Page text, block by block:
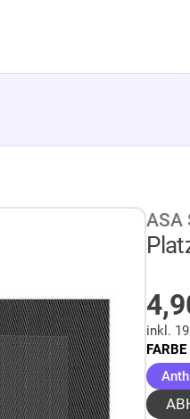
ASA
inkl.
FARBE